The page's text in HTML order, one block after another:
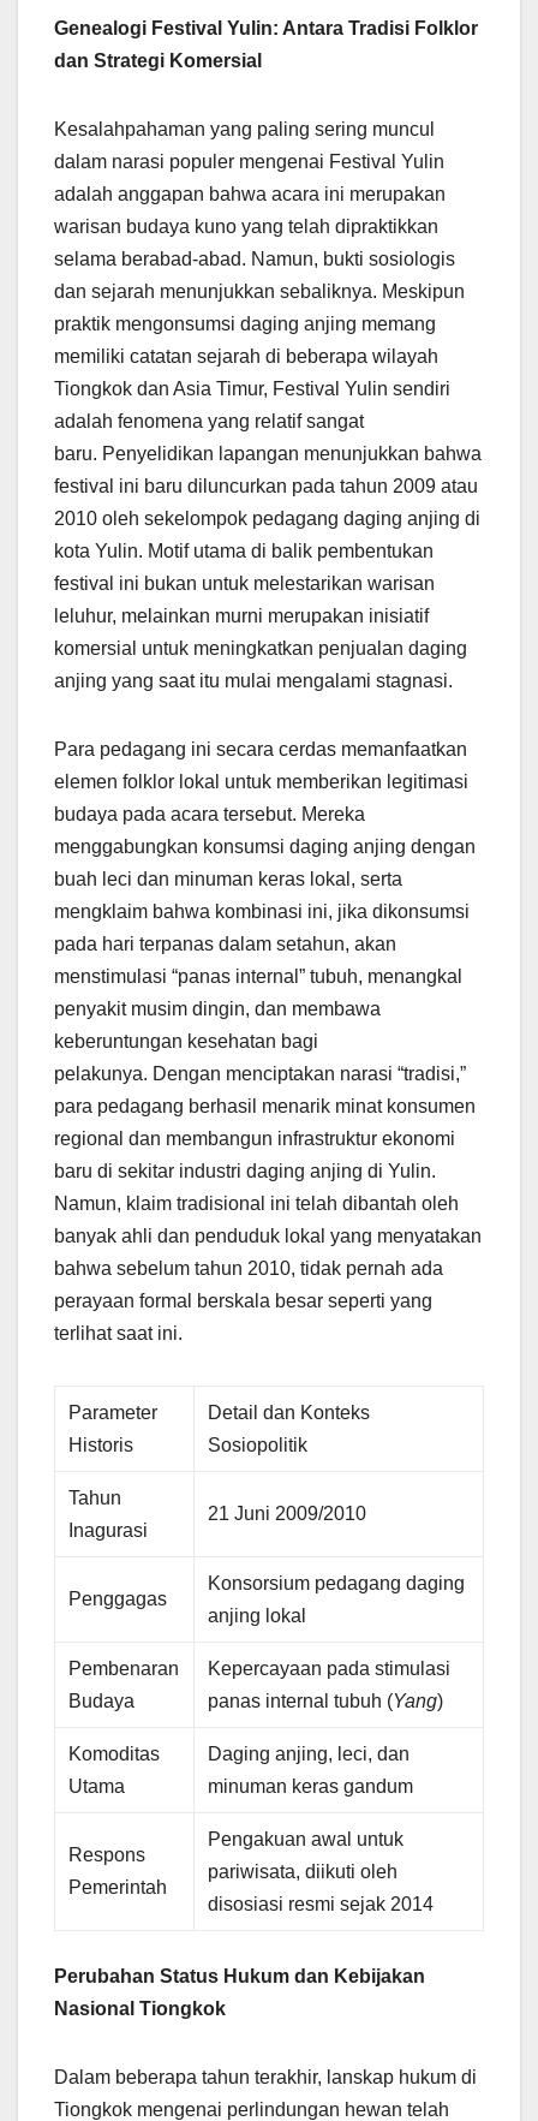
Genealogi Festival Yulin: Antara Tradisi Folklor
dan Strategi Komersial
Kesalahpahaman yang paling sering muncul
dalam narasi populer mengenai Festival Yulin
adalah anggapan bahwa acara ini merupakan
warisan budaya kuno yang telah dipraktikkan
selama berabad-abad. Namun, bukti sosiologis
dan sejarah menunjukkan sebaliknya. Meskipun
praktik mengonsumsi daging anjing memang
memiliki catatan sejarah di beberapa wilayah
Tiongkok dan Asia Timur, Festival Yulin sendiri
adalah fenomena yang relatif sangat
baru. Penyelidikan lapangan menunjukkan bahwa
festival ini baru diluncurkan pada tahun 2009 atau
2010 oleh sekelompok pedagang daging anjing di
kota Yulin. Motif utama di balik pembentukan
festival ini bukan untuk melestarikan warisan
leluhur, melainkan murni merupakan inisiatif
komersial untuk meningkatkan penjualan daging
anjing yang saat itu mulai mengalami stagnasi.
Para pedagang ini secara cerdas memanfaatkan
elemen folklor lokal untuk memberikan legitimasi
budaya pada acara tersebut. Mereka
menggabungkan konsumsi daging anjing dengan
buah leci dan minuman keras lokal, serta
mengklaim bahwa kombinasi ini, jika dikonsumsi
pada hari terpanas dalam setahun, akan
menstimulasi “panas internal” tubuh, menangkal
penyakit musim dingin, dan membawa
keberuntungan kesehatan bagi
pelakunya. Dengan menciptakan narasi “tradisi,”
para pedagang berhasil menarik minat konsumen
regional dan membangun infrastruktur ekonomi
baru di sekitar industri daging anjing di Yulin.
Namun, klaim tradisional ini telah dibantah oleh
banyak ahli dan penduduk lokal yang menyatakan
bahwa sebelum tahun 2010, tidak pernah ada
perayaan formal berskala besar seperti yang
terlihat saat ini.
Parameter
Historis
Detail dan Konteks
Sosiopolitik
Tahun
Inagurasi
21 Juni 2009/2010
Penggagas
Konsorsium pedagang daging
anjing lokal
Pembenaran
Budaya
Kepercayaan pada stimulasi
panas internal tubuh (Yang)
Komoditas
Utama
Daging anjing, leci, dan
minuman keras gandum
Respons
Pemerintah
Pengakuan awal untuk
pariwisata, diikuti oleh
disosiasi resmi sejak 2014
Perubahan Status Hukum dan Kebijakan
Nasional Tiongkok
Dalam beberapa tahun terakhir, lanskap hukum di
Tiongkok mengenai perlindungan hewan telah